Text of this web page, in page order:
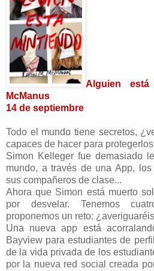
Alguien
McManus
14 de septiembre
Todo el mundo tiene secretos,
capaces de hacer para
Simon Kelleger fue demasiado
mundo, a través de una App,
sus compañeros de clase...
Ahora que Simon está muerto
por desvelar. Tenemos
proponemos un reto:
Una nueva app está
Bayview para estudiantes de
de la vida privada de los
por la nueva red social creada